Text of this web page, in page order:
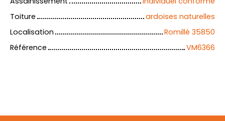
Toiture
ardoises naturelles
Localisation
Romillé 35850
Référence
VM6366